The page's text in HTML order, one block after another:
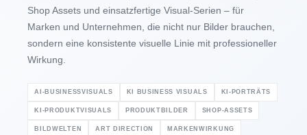
Shop Assets und einsatzfertige Visual-Serien – für
Marken und Unternehmen, die nicht nur Bilder brauchen,
sondern eine konsistente visuelle Linie mit professioneller
Wirkung.
AI-BUSINESSVISUALS KI BUSINESS VISUALS KI-PORTRÄTS
KI-PRODUKTVISUALS PRODUKTBILDER SHOP-ASSETS
BILDWELTEN ART DIRECTION MARKENWIRKUNG